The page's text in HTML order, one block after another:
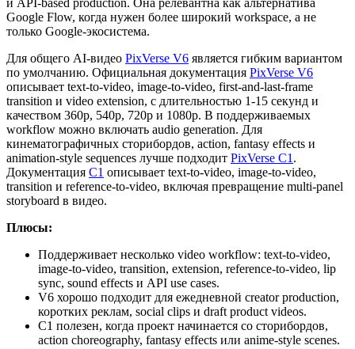
Google Flow, когда нужен более широкий workspace, а не
только Google-экосистема.
Для общего AI-видео PixVerse V6 является гибким вариантом
по умолчанию. Официальная документация PixVerse V6
описывает text-to-video, image-to-video, first-and-last-frame
transition и video extension, с длительностью 1-15 секунд и
качеством 360p, 540p, 720p и 1080p. В поддерживаемых
workflow можно включать audio generation. Для
кинематографичных сторибордов, action, fantasy effects и
animation-style sequences лучше подходит PixVerse C1 .
Документация C1 описывает text-to-video, image-to-video,
transition и reference-to-video, включая превращение multi-panel
storyboard в видео.
Плюсы:
Поддерживает несколько video workflow: text-to-video,
image-to-video, transition, extension, reference-to-video, lip
sync, sound effects и API use cases.
V6 хорошо подходит для ежедневной creator production,
коротких реклам, social clips и draft product videos.
C1 полезен, когда проект начинается со сторибордов,
action choreography, fantasy effects или anime-style scenes.